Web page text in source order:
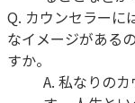
Q. カウンセラーに
なイメージがある
すか。
A. 私なりの